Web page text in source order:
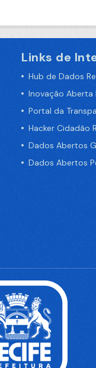
Links de
Hub de Dados
Inovação Aberta
Portal da
Hacker Cidadão
Dados Abertos
Dados Abertos